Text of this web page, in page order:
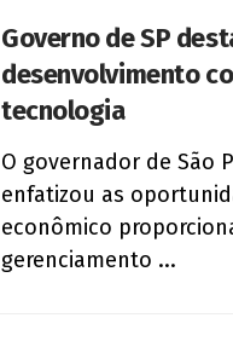
Governo de SP
desenvolvimento
tecnologia
O governador de São
enfatizou as
econômico
gerenciamento ...